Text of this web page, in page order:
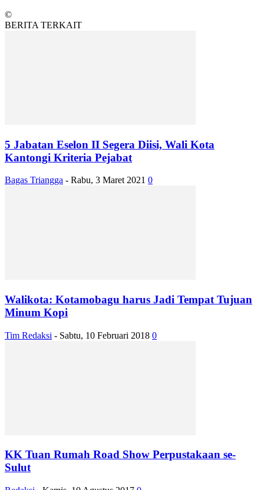
©
BERITA TERKAIT
5 Jabatan Eselon II Segera Diisi, Wali Kota
Kantongi Kriteria Pejabat
Bagas Triangga - Rabu, 3 Maret 2021 0
Walikota: Kotamobagu harus Jadi Tempat Tujuan
Minum Kopi
Tim Redaksi - Sabtu, 10 Februari 2018 0
KK Tuan Rumah Road Show Perpustakaan se-
Sulut